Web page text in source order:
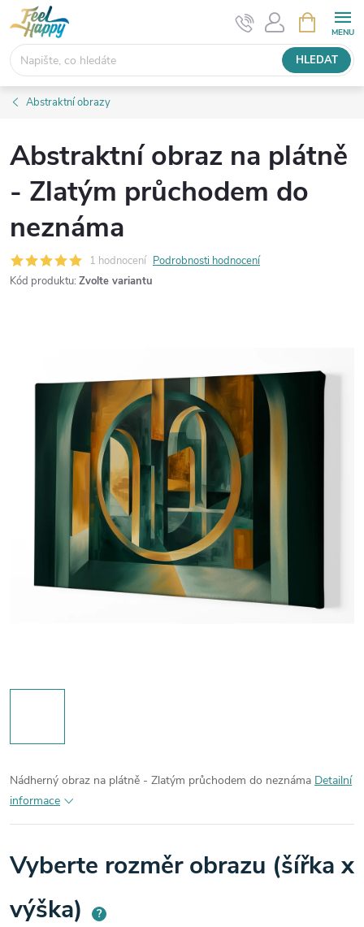
Přejít
na
obsah
HLEDAT
NÁKUPNÍ
KOŠÍK
Abstraktní obrazy
Abstraktní obraz na plátně
- Zlatým průchodem do
neznáma
1 hodnocení Podrobnosti hodnocení
Kód produktu: Zvolte variantu
Nádherný obraz na plátně - Zlatým průchodem do neznáma Detailní
informace
Vyberte rozměr obrazu (šířka x
výška)
?